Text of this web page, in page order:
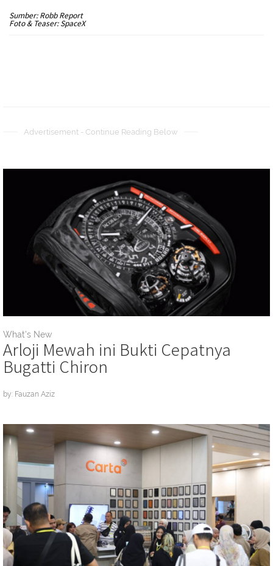
Sumber: Robb Report
Foto & Teaser: SpaceX
Advertisement - Continue Reading Below
What's New
Arloji Mewah ini Bukti Cepatnya
Bugatti Chiron
by: Fauzan Aziz